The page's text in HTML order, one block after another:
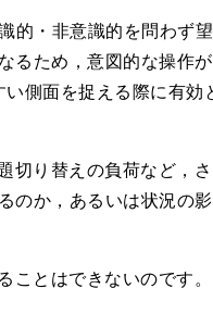
的・非意識的を問わず
るため，意図的な操作
側面を捉える際に有効
切り替えの負荷など，
のか，あるいは状況の
とはできないのです。